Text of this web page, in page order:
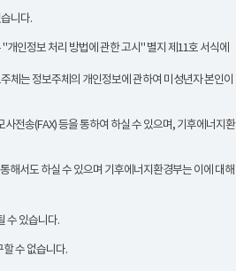
니다.
인정보 처리 방법에 관한 고시" 별지 제11호 서식에
체는 정보주체의 개인정보에 관하여 미성년자 본인이
전송(FAX) 등을 통하여 하실 수 있으며, 기후에너지환
서도 하실 수 있으며 기후에너지환경부는 이에 대해
수 있습니다.
수 없습니다.